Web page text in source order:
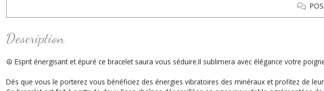
Description
☮ Esprit énergisant et épuré ce bracelet saura vous séduire.Il sublimera avec élégance votre
Dès que vous le porterez vous bénéficiez des énergies vibratoires des minéraux et profitez de